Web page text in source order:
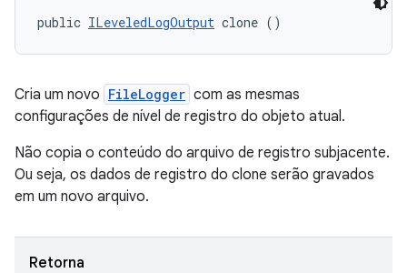
public ILeveledLogOutput clone ()
Cria um novo FileLogger com as mesmas
configurações de nível de registro do objeto atual.
Não copia o conteúdo do arquivo de registro subjacente.
Ou seja, os dados de registro do clone serão gravados
em um novo arquivo.
Retorna